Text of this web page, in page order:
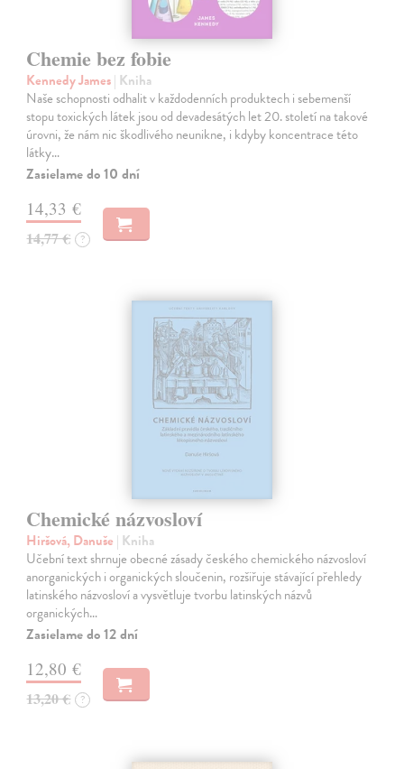
Chemie bez fobie
Kennedy James| Kniha
Naše schopnosti odhalit v každodenních produktech i sebemenší
stopu toxických látek jsou od devadesátých let 20. století na takové
úrovni, že nám nic škodlivého neunikne, i kdyby koncentrace této
látky…
Zasielame do 10 dní
14,33 €
14,77 € ?
Chemické názvosloví
Hiršová, Danuše | Kniha
Učební text shrnuje obecné zásady českého chemického názvosloví
anorganických i organických sloučenin, rozšiřuje stávající přehledy
latinského názvosloví a vysvětluje tvorbu latinských názvů
organických…
Zasielame do 12 dní
12,80 €
13,20 € ?